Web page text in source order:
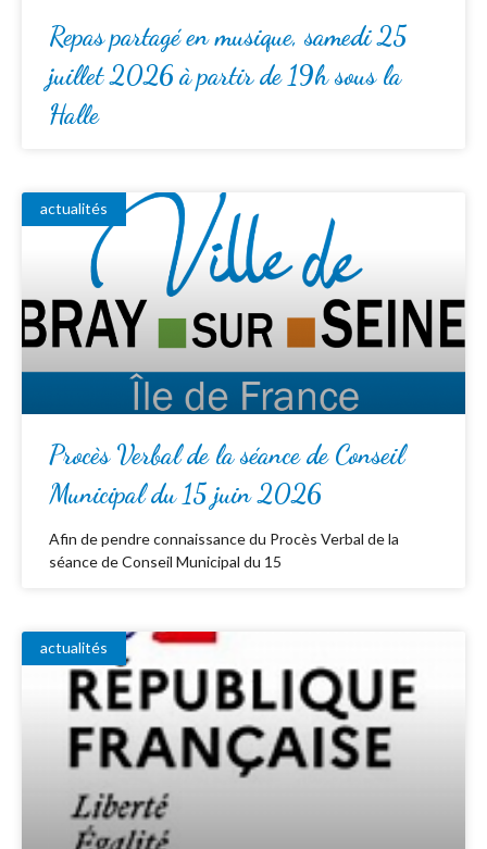
Repas partagé en musique, samedi 25
juillet 2026 à partir de 19h sous la
Halle
actualités
Procès Verbal de la séance de Conseil
Municipal du 15 juin 2026
Afin de pendre connaissance du Procès Verbal de la
séance de Conseil Municipal du 15
actualités